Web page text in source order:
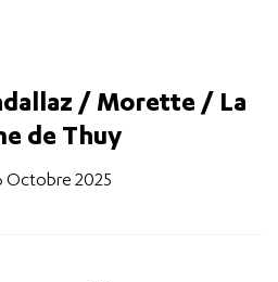
/ Morette / La
de Thuy
Octobre 2025